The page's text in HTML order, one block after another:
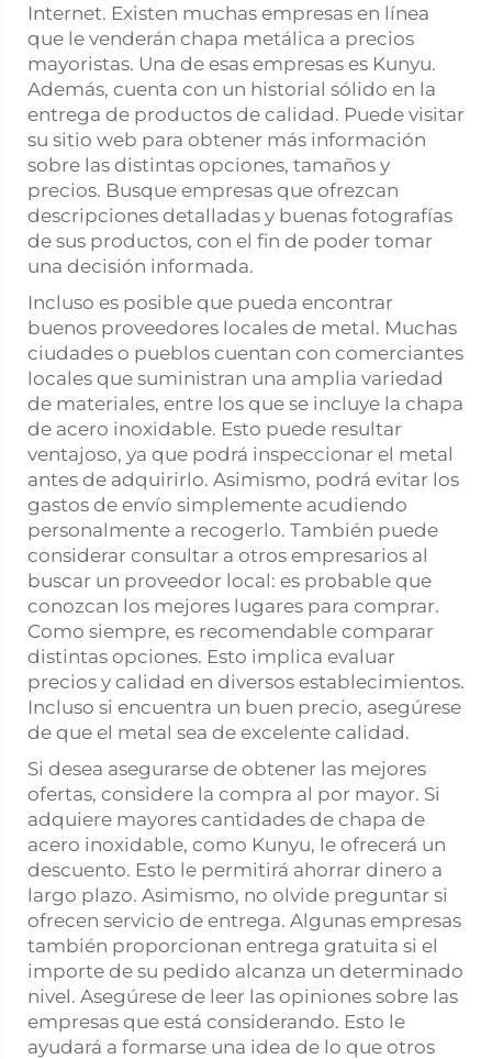
Internet. Existen muchas empresas en línea
que le venderán chapa metálica a precios
mayoristas. Una de esas empresas es Kunyu.
Además, cuenta con un historial sólido en la
entrega de productos de calidad. Puede visitar
su sitio web para obtener más información
sobre las distintas opciones, tamaños y
precios. Busque empresas que ofrezcan
descripciones detalladas y buenas fotografías
de sus productos, con el fin de poder tomar
una decisión informada.
Incluso es posible que pueda encontrar
buenos proveedores locales de metal. Muchas
ciudades o pueblos cuentan con comerciantes
locales que suministran una amplia variedad
de materiales, entre los que se incluye la chapa
de acero inoxidable. Esto puede resultar
ventajoso, ya que podrá inspeccionar el metal
antes de adquirirlo. Asimismo, podrá evitar los
gastos de envío simplemente acudiendo
personalmente a recogerlo. También puede
considerar consultar a otros empresarios al
buscar un proveedor local: es probable que
conozcan los mejores lugares para comprar.
Como siempre, es recomendable comparar
distintas opciones. Esto implica evaluar
precios y calidad en diversos establecimientos.
Incluso si encuentra un buen precio, asegúrese
de que el metal sea de excelente calidad.
Si desea asegurarse de obtener las mejores
ofertas, considere la compra al por mayor. Si
adquiere mayores cantidades de chapa de
acero inoxidable, como Kunyu, le ofrecerá un
descuento. Esto le permitirá ahorrar dinero a
largo plazo. Asimismo, no olvide preguntar si
ofrecen servicio de entrega. Algunas empresas
también proporcionan entrega gratuita si el
importe de su pedido alcanza un determinado
nivel. Asegúrese de leer las opiniones sobre las
empresas que está considerando. Esto le
ayudará a formarse una idea de lo que otros